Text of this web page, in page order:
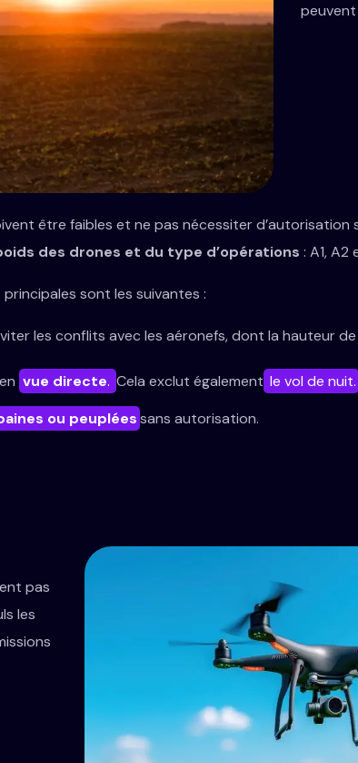
peuvent
être faibles et ne pas nécessiter
des drones et du type d’opérations : A1,
principales sont les suivantes :
les conflits avec les aéronefs, dont la hauteur
vue directe. Cela exclut également le vol de nuit.
ou peuplées sans autorisation.
pas
les